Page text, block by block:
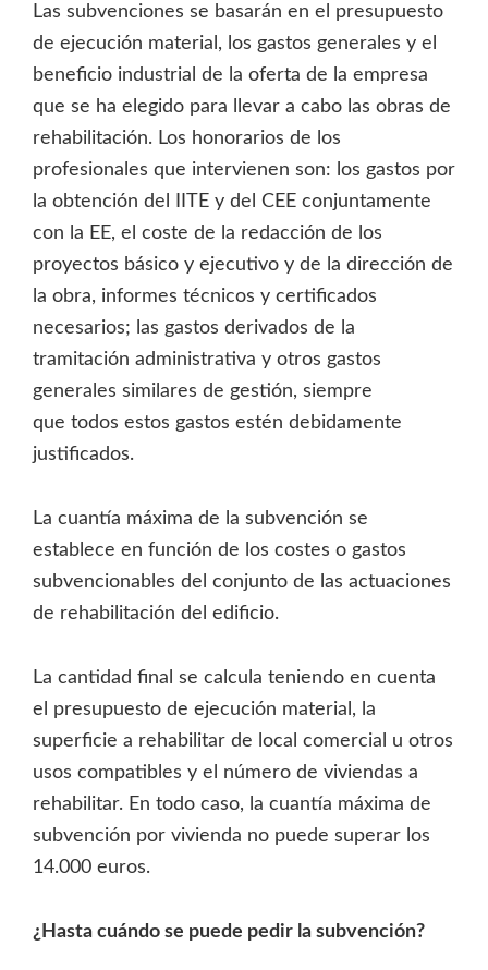
Las subvenciones se basarán en el presupuesto
de ejecución material, los gastos generales y el
beneficio industrial de la oferta de la empresa
que se ha elegido para llevar a cabo las obras de
rehabilitación. Los honorarios de los
profesionales que intervienen son: los gastos por
la obtención del IITE y del CEE conjuntamente
con la EE, el coste de la redacción de los
proyectos básico y ejecutivo y de la dirección de
la obra, informes técnicos y certificados
necesarios; las gastos derivados de la
tramitación administrativa y otros gastos
generales similares de gestión, siempre
que todos estos gastos estén debidamente
justificados.
La cuantía máxima de la subvención se
establece en función de los costes o gastos
subvencionables del conjunto de las actuaciones
de rehabilitación del edificio.
La cantidad final se calcula teniendo en cuenta
el presupuesto de ejecución material, la
superficie a rehabilitar de local comercial u otros
usos compatibles y el número de viviendas a
rehabilitar. En todo caso, la cuantía máxima de
subvención por vivienda no puede superar los
14.000 euros.
¿Hasta cuándo se puede pedir la subvención?